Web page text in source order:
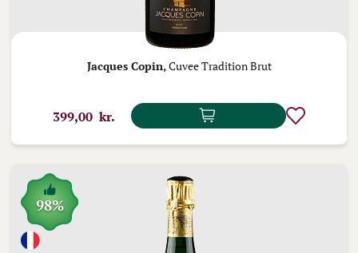
Jacques Copin,Cuvee Tradition Brut
399,00 kr.
98%